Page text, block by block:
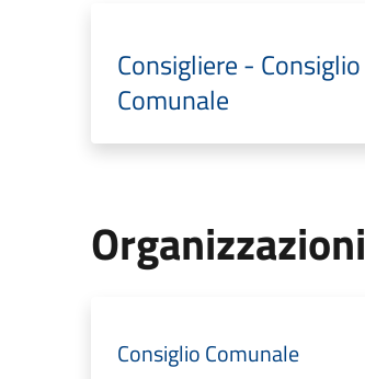
Consigliere - Consiglio
Comunale
Organizzazioni
Consiglio Comunale